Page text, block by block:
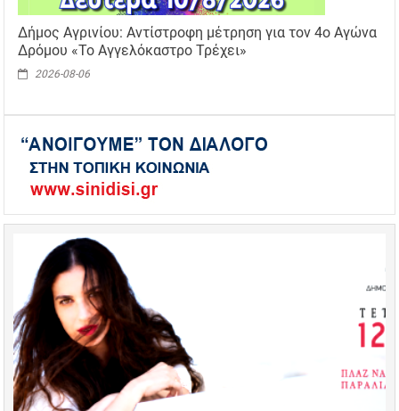
Δήμος Αγρινίου: Αντίστροφη μέτρηση για τον 4ο Αγώνα
Δρόμου «Το Αγγελόκαστρο Τρέχει»
2026-08-06